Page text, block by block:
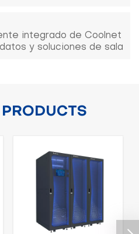
integrado de Coolnet
y soluciones de sala
PRODUCTS